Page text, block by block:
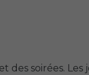
des soirées.